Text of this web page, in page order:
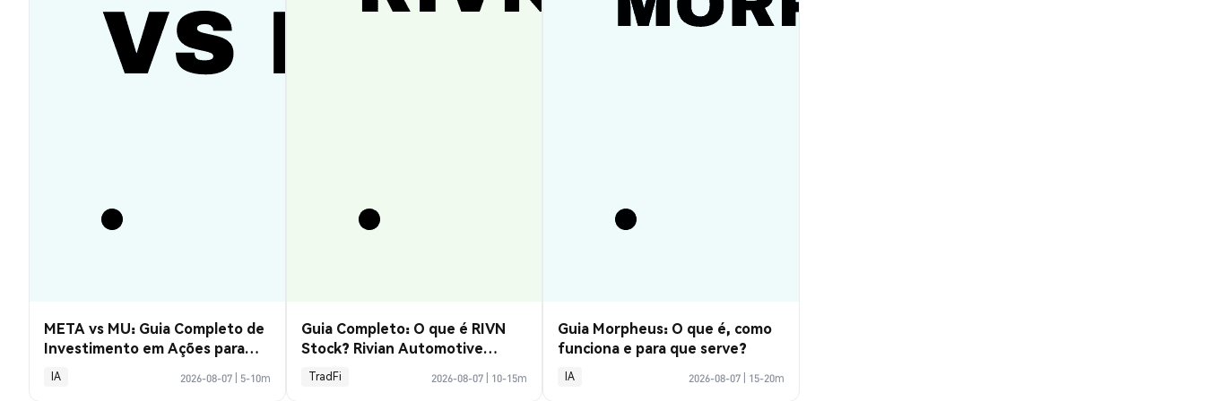
META vs MU: Guia Completo de
Investimento em Ações para
2026
IA 2026-08-07 5-10m
Guia Completo: O que é RIVN
Stock? Rivian Automotive
Explicado
TradFi 2026-08-07 10-15m
Guia Morpheus: O que é, como
funciona e para que serve?
IA 2026-08-07 15-20m